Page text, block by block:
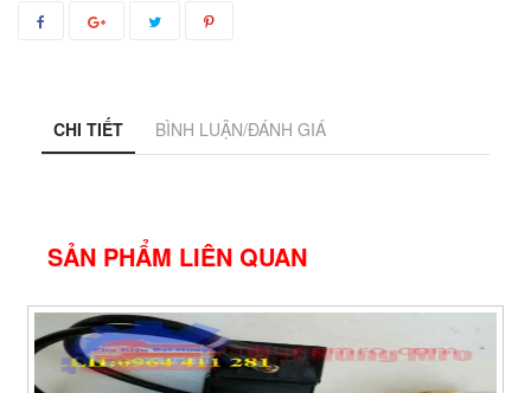
CHI TIẾT BÌNH LUẬN/ĐÁNH GIÁ
SẢN PHẨM LIÊN QUAN